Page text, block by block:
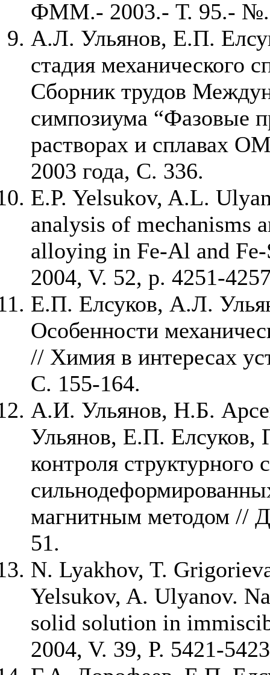
ФММ.- 2003.- Т. 95.- №.
А.Л. Ульянов, Е.П.
стадия механического
Сборник трудов
симпозиума “Фазовые
растворах и сплавах
2003 года, С. 336.
E.P. Yelsukov, A.L.
analysis of mechanisms
alloying in Fe-Al and
2004, V. 52, p. 4251-
Е.П. Елсуков, А.Л.
Особенности
// Химия в интересах
С. 155-164.
А.И. Ульянов, Н.Б.
Ульянов, Е.П. Елсуков,
контроля структурного
магнитным методом //
51.
N. Lyakhov, T.
Yelsukov, A. Ulyanov.
solid solution in
2004, V. 39, P. 5421-